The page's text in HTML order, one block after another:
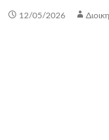
12/05/2026